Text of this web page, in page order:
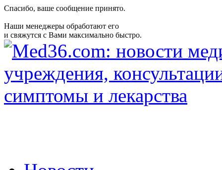
Спасибо, ваше сообщение принято.
Наши менеджеры обработают его
и свяжутся с Вами максимально быстро.